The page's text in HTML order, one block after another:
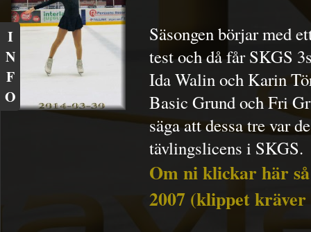
Säsongen börjar med
test och då får SKGS
Ida Walin och Karin
Basic Grund och Fri
säga att dessa tre var
tävlingslicens i SKGS.
Om ni klickar här
2007 (klippet
I
N
F
O